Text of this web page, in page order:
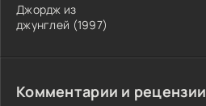
Джордж из
джунглей (1997)
Комментарии и рецензии